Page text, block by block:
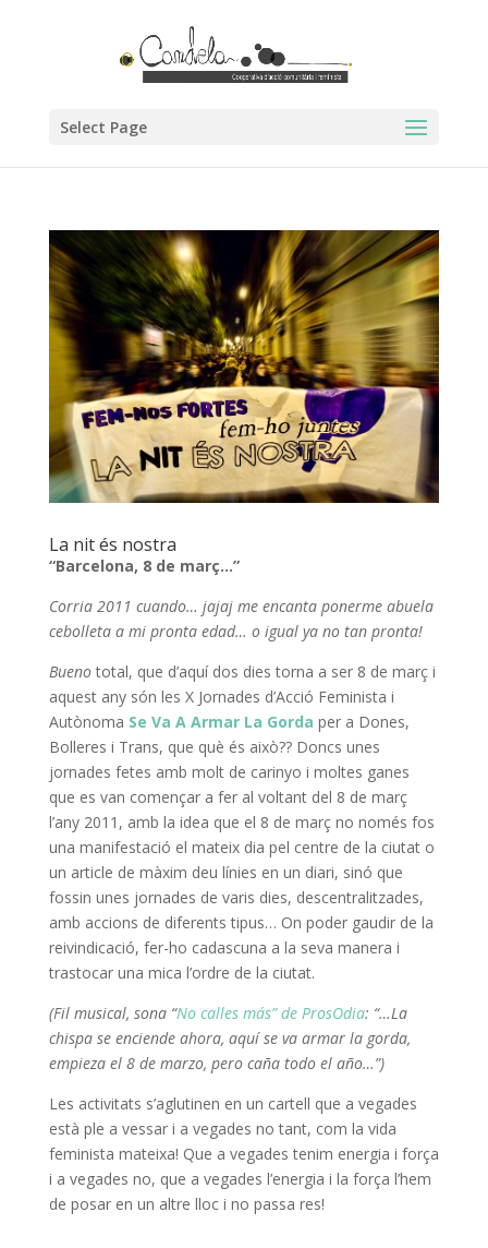
Select Page
La nit és nostra
“Barcelona, 8 de març…”
Corria 2011 cuando… jajaj me encanta ponerme abuela
cebolleta a mi pronta edad… o igual ya no tan pronta!
Buenototal, que d’aquí dos dies torna a ser 8 de març i
aquest any són les X Jornades d’Acció Feminista i
Autònoma Se Va A Armar La Gorda per a Dones,
Bolleres i Trans, que què és això?? Doncs unes
jornades fetes amb molt de carinyo i moltes ganes
que es van començar a fer al voltant del 8 de març
l’any 2011, amb la idea que el 8 de març no només fos
una manifestació el mateix dia pel centre de la ciutat o
un article de màxim deu línies en un diari, sinó que
fossin unes jornades de varis dies, descentralitzades,
amb accions de diferents tipus… On poder gaudir de la
reivindicació, fer-ho cadascuna a la seva manera i
trastocar una mica l’ordre de la ciutat.
(Fil musical, sona “No calles más” de ProsOdia: “…La
chispa se enciende ahora, aquí se va armar la gorda,
empieza el 8 de marzo, pero caña todo el año…”)
Les activitats s’aglutinen en un cartell que a vegades
està ple a vessar i a vegades no tant, com la vida
feminista mateixa! Que a vegades tenim energia i força
i a vegades no, que a vegades l’energia i la força l’hem
de posar en un altre lloc i no passa res!